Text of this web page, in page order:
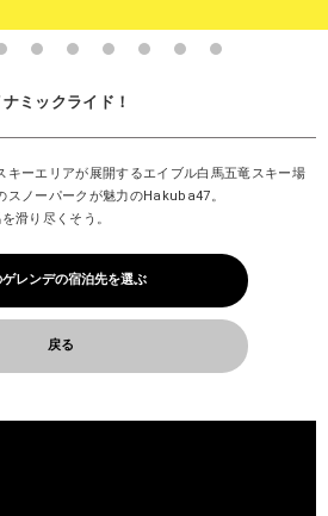
ミックライド！
キーエリアが展開するエイブル白馬五竜スキー場
スノーパークが魅力のHakuba47。
滑り尽くそう。
ゲレンデの宿泊先を選ぶ
戻る